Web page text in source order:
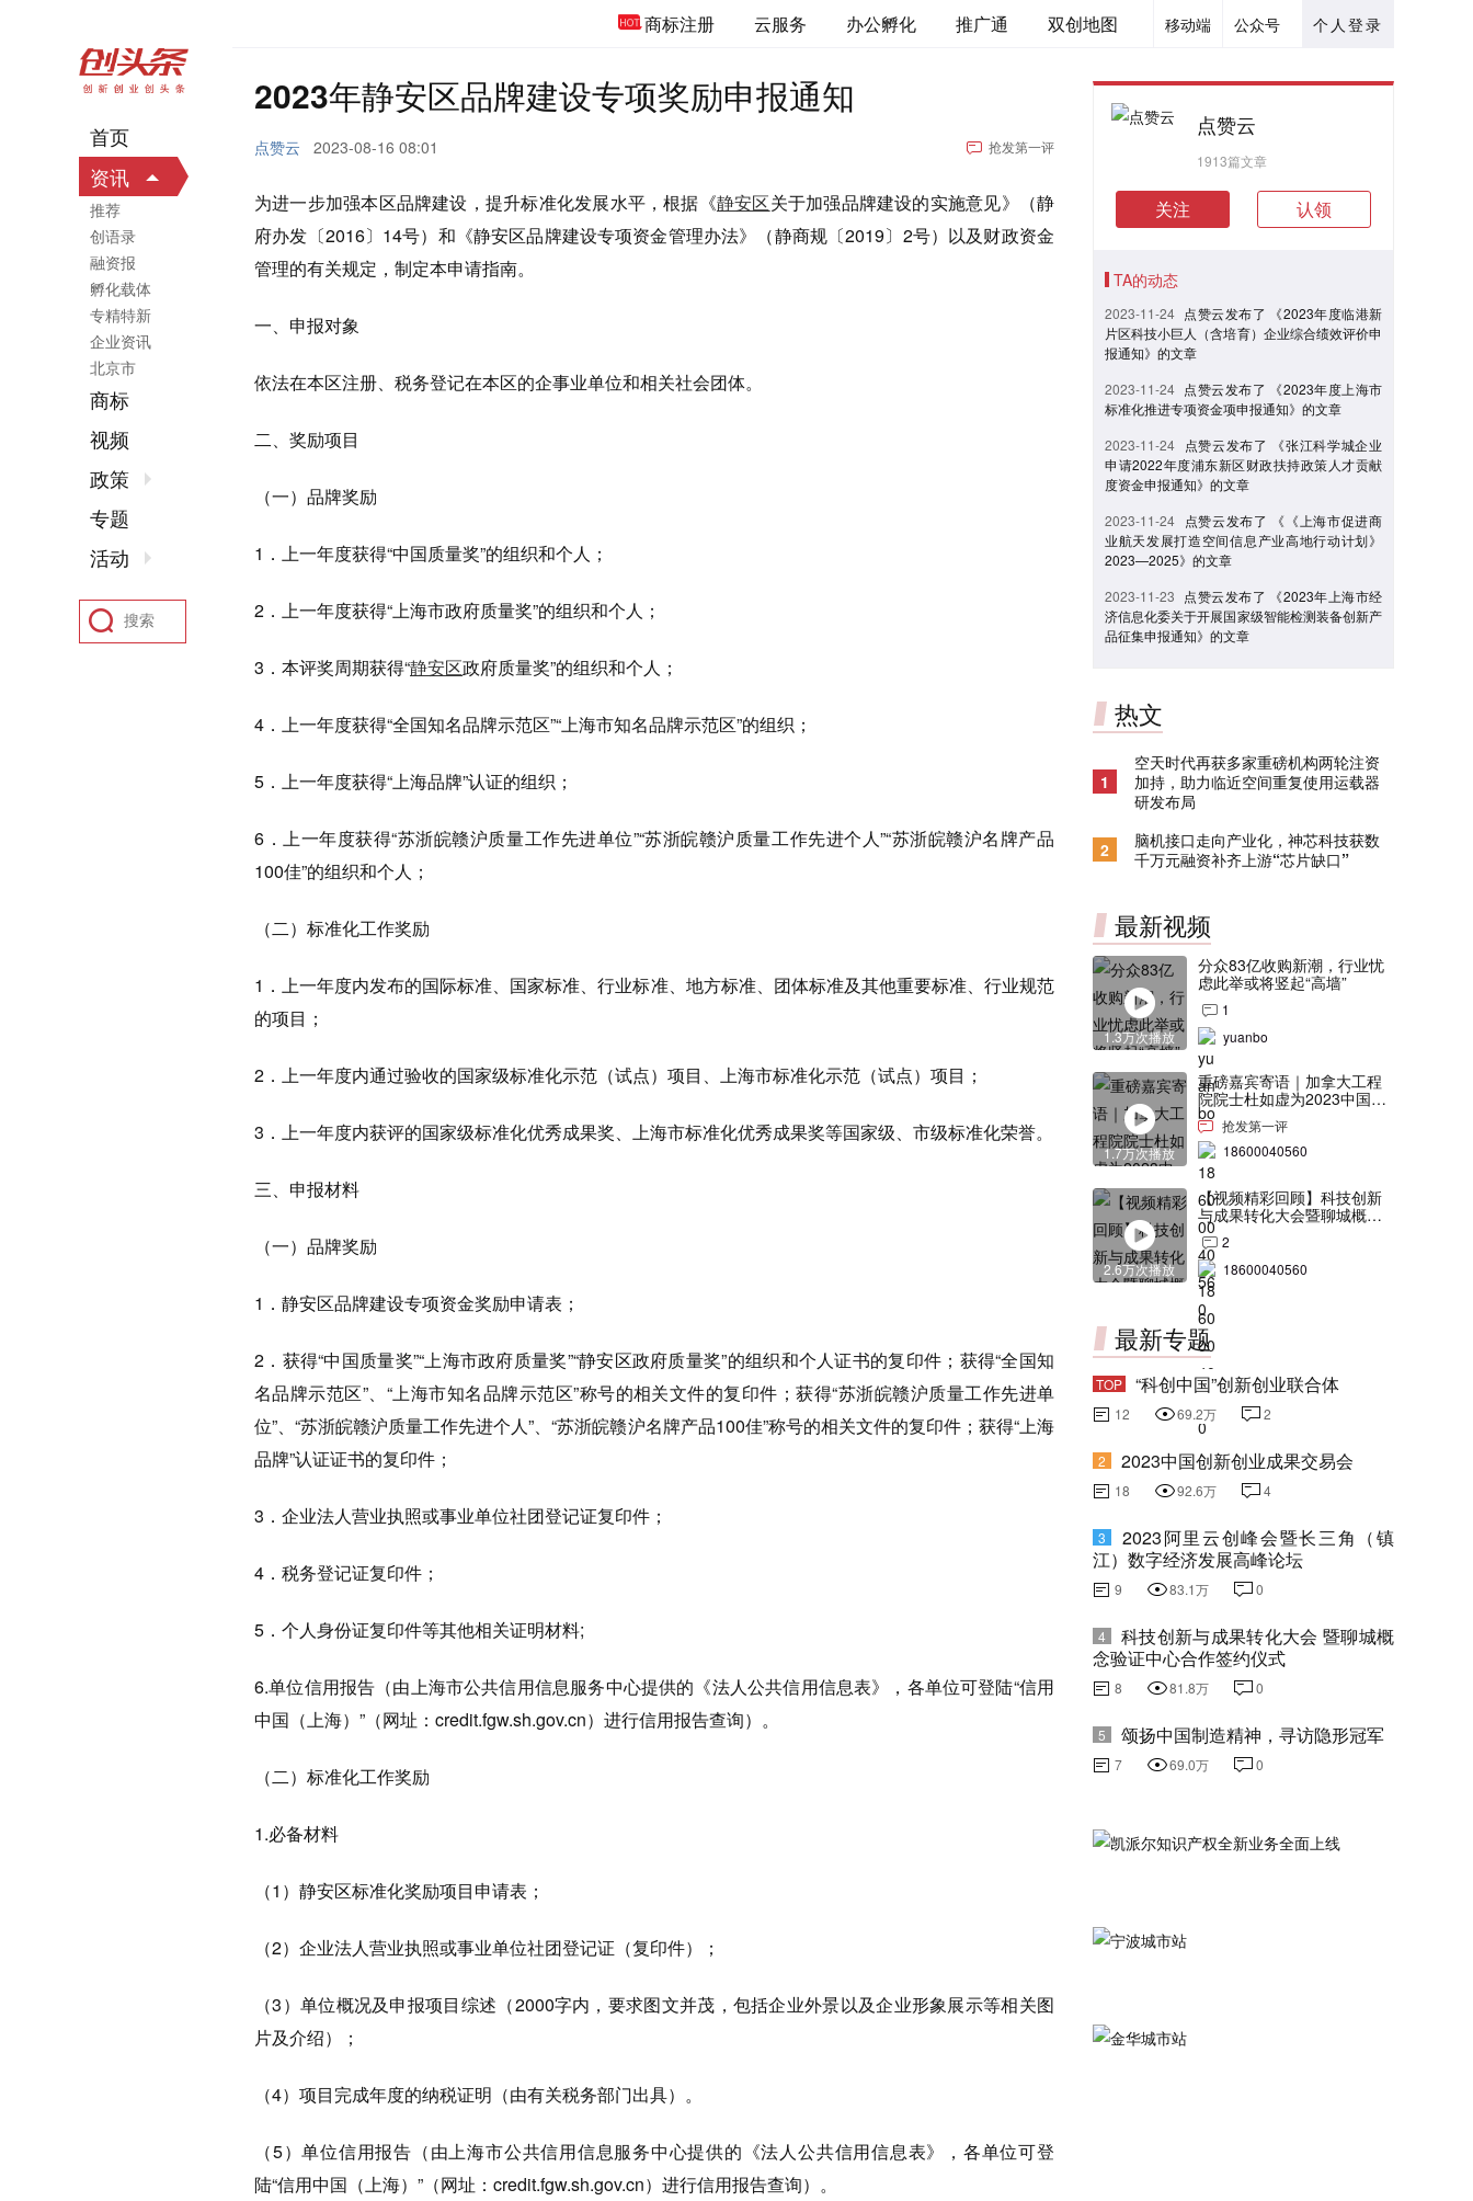
个人登录
公众号
移动端
商标注册 云服务 办公孵化 推广通 双创地图
2023年静安区品牌建设专项奖励申报通知
点赞云 2023-08-16 08:01 抢发第一评
为进一步加强本区品牌建设，提升标准化发展水平，根据《静安区关于加强品牌建设的实施意见》（静
府办发〔2016〕14号）和《静安区品牌建设专项资金管理办法》（静商规〔2019〕2号）以及财政资金
管理的有关规定，制定本申请指南。
一、申报对象
依法在本区注册、税务登记在本区的企事业单位和相关社会团体。
二、奖励项目
（一）品牌奖励
1．上一年度获得“中国质量奖”的组织和个人；
2．上一年度获得“上海市政府质量奖”的组织和个人；
3．本评奖周期获得“静安区政府质量奖”的组织和个人；
4．上一年度获得“全国知名品牌示范区”“上海市知名品牌示范区”的组织；
5．上一年度获得“上海品牌”认证的组织；
6．上一年度获得“苏浙皖赣沪质量工作先进单位”“苏浙皖赣沪质量工作先进个人”“苏浙皖赣沪名牌产品
100佳”的组织和个人；
（二）标准化工作奖励
1．上一年度内发布的国际标准、国家标准、行业标准、地方标准、团体标准及其他重要标准、行业规范
的项目；
2．上一年度内通过验收的国家级标准化示范（试点）项目、上海市标准化示范（试点）项目；
3．上一年度内获评的国家级标准化优秀成果奖、上海市标准化优秀成果奖等国家级、市级标准化荣誉。
三、申报材料
（一）品牌奖励
1．静安区品牌建设专项资金奖励申请表；
2．获得“中国质量奖”“上海市政府质量奖”“静安区政府质量奖”的组织和个人证书的复印件；获得“全国知
名品牌示范区”、“上海市知名品牌示范区”称号的相关文件的复印件；获得“苏浙皖赣沪质量工作先进单
位”、“苏浙皖赣沪质量工作先进个人”、“苏浙皖赣沪名牌产品100佳”称号的相关文件的复印件；获得“上海
品牌”认证证书的复印件；
3．企业法人营业执照或事业单位社团登记证复印件；
4．税务登记证复印件；
5．个人身份证复印件等其他相关证明材料;
6.单位信用报告（由上海市公共信用信息服务中心提供的《法人公共信用信息表》，各单位可登陆“信用
中国（上海）”（网址：credit.fgw.sh.gov.cn）进行信用报告查询）。
（二）标准化工作奖励
1.必备材料
（1）静安区标准化奖励项目申请表；
（2）企业法人营业执照或事业单位社团登记证（复印件）；
（3）单位概况及申报项目综述（2000字内，要求图文并茂，包括企业外景以及企业形象展示等相关图
片及介绍）；
（4）项目完成年度的纳税证明（由有关税务部门出具）。
（5）单位信用报告（由上海市公共信用信息服务中心提供的《法人公共信用信息表》，各单位可登
陆“信用中国（上海）”（网址：credit.fgw.sh.gov.cn）进行信用报告查询）。
点赞云
1913篇文章
关注 认领
TA的动态
2023-11-24 点赞云发布了 《2023年度临港新
片区科技小巨人（含培育）企业综合绩效评价申
报通知》的文章
2023-11-24 点赞云发布了 《2023年度上海市
标准化推进专项资金项申报通知》的文章
2023-11-24
点赞云发布了 《张江科学城企业
申请2022年度浦东新区财政扶持政策人才贡献
度资金申报通知》的文章
2023-11-24
点赞云发布了 《《上海市促进商
业航天发展打造空间信息产业高地行动计划》
2023—2025》的文章
2023-11-23
点赞云发布了 《2023年上海市经
济信息化委关于开展国家级智能检测装备创新产
品征集申报通知》的文章
热文
1
空天时代再获多家重磅机构两轮注资
加持，助力临近空间重复使用运载器
研发布局
2
脑机接口走向产业化，神芯科技获数
千万元融资补齐上游“芯片缺口”
最新视频
1.3万次播放
分众83亿收购新潮，行业忧
虑此举或将竖起“高墙”
1
yuanbo
1.7万次播放
重磅嘉宾寄语｜加拿大工程
院院士杜如虚为2023中国创
交会打Call！
抢发第一评
18600040560
2.6万次播放
【视频精彩回顾】科技创新
与成果转化大会暨聊城概念
验证中心合作签约仪式
2
18600040560
最新专题
TOP “科创中国”创新创业联合体
12 69.2万 2
2 2023中国创新创业成果交易会
18 92.6万 4
3
2023阿里云创峰会暨长三角（镇
江）数字经济发展高峰论坛
9 83.1万 0
4
科技创新与成果转化大会 暨聊城概
念验证中心合作签约仪式
8 81.8万 0
5 颂扬中国制造精神，寻访隐形冠军
7 69.0万 0
首页
资讯
推荐
创语录
融资报
孵化载体
专精特新
企业资讯
北京市
商标
视频
政策
专题
活动